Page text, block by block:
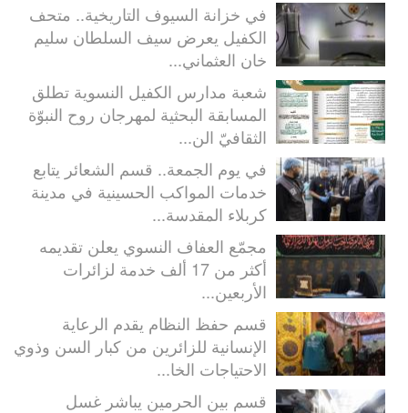
في خزانة السيوف التاريخية.. متحف
الكفيل يعرض سيف السلطان سليم
خان العثماني...
شعبة مدارس الكفيل النسوية تطلق
المسابقة البحثية لمهرجان روح النبوّة
الثقافيّ الن...
في يوم الجمعة.. قسم الشعائر يتابع
خدمات المواكب الحسينية في مدينة
كربلاء المقدسة...
مجمّع العفاف النسوي يعلن تقديمه
أكثر من 17 ألف خدمة لزائرات
الأربعين...
قسم حفظ النظام يقدم الرعاية
الإنسانية للزائرين من كبار السن وذوي
الاحتياجات الخا...
قسم بين الحرمين يباشر غسل